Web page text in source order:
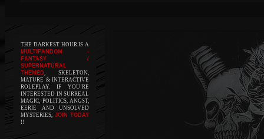
THE DARKEST HOUR IS A
MULTIFANDOM -
FANTASY /
SUPERNATURAL
THEMED, SKELETON,
MATURE & INTERACTIVE
ROLEPLAY. IF YOU’RE
INTERESTED IN SURREAL
MAGIC, POLITICS, ANGST,
EERIE AND UNSOLVED
MYSTERIES, JOIN TODAY
!!